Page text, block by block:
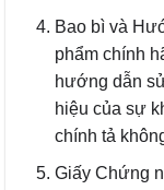
Bao bì và
phẩm chính
hướng dẫn
hiệu của sự
chính tả
Giấy Chứng